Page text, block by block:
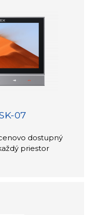
07
dostupný
priestor